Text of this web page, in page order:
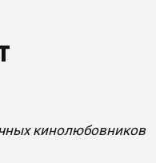
кинолюбовников